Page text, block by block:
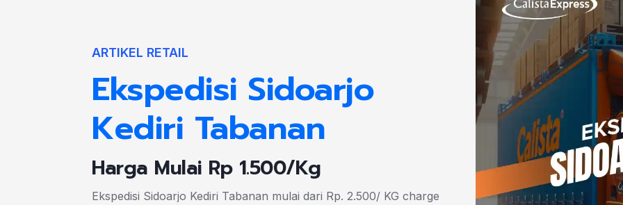
ARTIKEL RETAIL
Ekspedisi Sidoarjo
Kediri Tabanan
Harga Mulai Rp 1.500/Kg
Ekspedisi Sidoarjo Kediri Tabanan mulai dari Rp. 2.500/ KG charge